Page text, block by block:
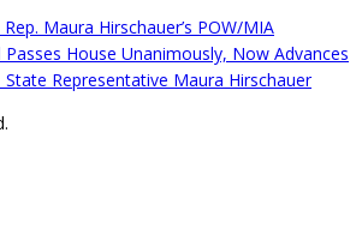
Maura Hirschauer’s POW/MIA
House Unanimously, Now Advances
Representative Maura Hirschauer